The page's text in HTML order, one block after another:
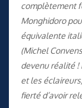
complètement
Monghidoro
équivalente
(Michel
devenu réalité !
et les
fierté d’avoir